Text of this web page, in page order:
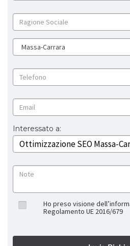
Interessato a:
Ho preso visione
Regolamento UE 2016/679